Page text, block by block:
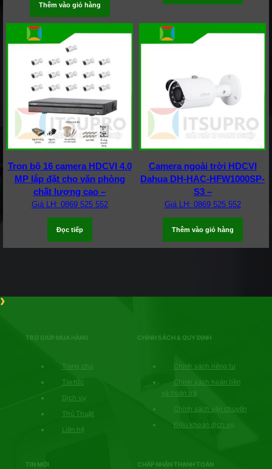
Thêm vào giỏ hàng
Trọn bộ 16 camera HDCVI 4.0
MP lắp đặt cho văn phòng
chất lượng cao –
Giá LH: 0869 525 552
Đọc tiếp
Camera ngoài trời HDCVI
Dahua DH-HAC-HFW1000SP-
S3 –
Giá LH: 0869 525 552
Thêm vào giỏ hàng
TRỢ GIÚP MUA HÀNG
Trang chủ
Tin tức
Dịch vụ
Thủ Thuật
Liên hệ
CHÍNH SÁCH & QUY ĐỊNH
Chính sách riêng tư
Chính sách hoàn tiền
và hoàn trả
Chính sách vận chuyển
Điều khoản dịch vụ
TIN MỚI CHẤP NHẬN THANH TOÁN